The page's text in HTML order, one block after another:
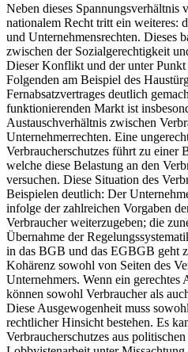
Neben dieses Spannungsverhältnis
nationalem Recht tritt ein weiteres:
und Unternehmensrechten. Dieses
zwischen der Sozialgerechtigkeit
Dieser Konflikt und der unter
Folgenden am Beispiel des
Fernabsatzvertrages deutlich
funktionierenden Markt ist
Austauschverhältnis zwischen
Unternehmerrechten. Eine
Verbraucherschutzes führt zu einer
welche diese Belastung an den
versuchen. Diese Situation des
Beispielen deutlich: Der
infolge der zahlreichen Vorgaben
Verbraucher weiterzugeben; die
Übernahme der
in das BGB und das EGBGB geht
Kohärenz sowohl von Seiten des
Unternehmers. Wenn ein gerechtes
können sowohl Verbraucher als
Diese Ausgewogenheit muss
rechtlicher Hinsicht bestehen. Es
Verbraucherschutzes aus